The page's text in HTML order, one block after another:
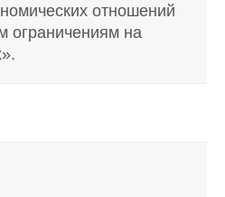
отношений
ограничениям на